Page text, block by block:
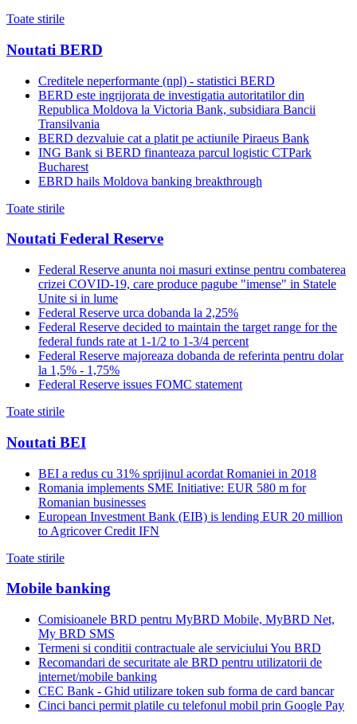
Toate stirile
Noutati BERD
Creditele neperformante (npl) - statistici BERD
BERD este ingrijorata de investigatia autoritatilor din
Republica Moldova la Victoria Bank, subsidiara Bancii
Transilvania
BERD dezvaluie cat a platit pe actiunile Piraeus Bank
ING Bank si BERD finanteaza parcul logistic CTPark
Bucharest
EBRD hails Moldova banking breakthrough
Toate stirile
Noutati Federal Reserve
Federal Reserve anunta noi masuri extinse pentru combaterea
crizei COVID-19, care produce pagube "imense" in Statele
Unite si in lume
Federal Reserve urca dobanda la 2,25%
Federal Reserve decided to maintain the target range for the
federal funds rate at 1-1/2 to 1-3/4 percent
Federal Reserve majoreaza dobanda de referinta pentru dolar
la 1,5% - 1,75%
Federal Reserve issues FOMC statement
Toate stirile
Noutati BEI
BEI a redus cu 31% sprijinul acordat Romaniei in 2018
Romania implements SME Initiative: EUR 580 m for
Romanian businesses
European Investment Bank (EIB) is lending EUR 20 million
to Agricover Credit IFN
Toate stirile
Mobile banking
Comisioanele BRD pentru MyBRD Mobile, MyBRD Net,
My BRD SMS
Termeni si conditii contractuale ale serviciului You BRD
Recomandari de securitate ale BRD pentru utilizatorii de
internet/mobile banking
CEC Bank - Ghid utilizare token sub forma de card bancar
Cinci banci permit platile cu telefonul mobil prin Google Pay